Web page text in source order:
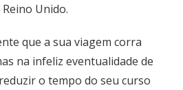
Unido.
que a sua viagem corra
na infeliz eventualidade de
o tempo do seu curso